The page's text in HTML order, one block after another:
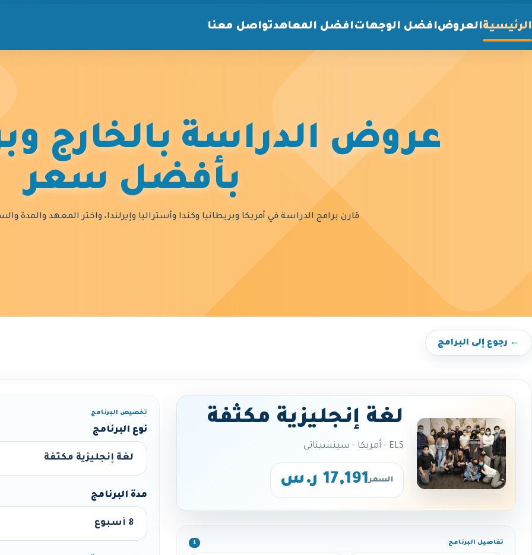
الرئيسيةالعروضافضل الوجهاتافضل المعاهدتواصل معنا
عروض الدراسة بالخارج
بأفضل سعر
قارن برامج الدراسة في أمريكا وبريطانيا وكندا وأستراليا وإيرلندا، واختر المعهد والمدة
← رجوع إلى البرامج
لغة إنجليزية مكثفة
ELS - أمريكا - سينسيناتي
السعر17,191 ر.س
تفاصيل البرنامج ℹ️
تخصيص البرنامج
نوع البرنامج
مدة البرنامج